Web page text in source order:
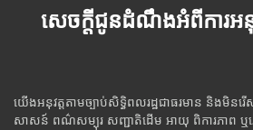
សេចក្តីជូនដំណឹងអំពីការអនុ
យើងអនុវត្តតាមច្បាប់សិទ្ធិពលរដ្ឋជាធរមាន និងមិនរ
សាសន៍ ពណ៌សម្បុរ សញ្ជាតិដើម អាយុ ពិការភាព ឬ